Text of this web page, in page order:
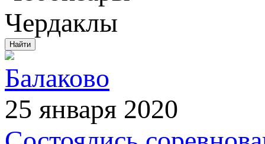
Чердаклы
Балаково
25 января 2020